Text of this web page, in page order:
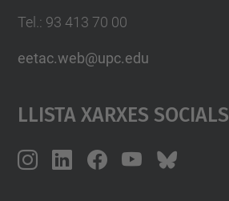
Tel.: 93 413 70 00
eetac.web@upc.edu
Llista Xarxes Socials